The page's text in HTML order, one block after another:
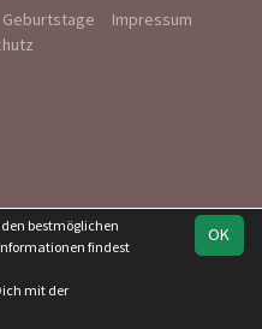
Geburtstage
Impressum
OK
den bestmöglichen
findest
mit der